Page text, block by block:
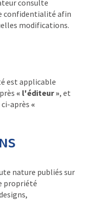
consulte
confidentialité afin
modifications.
est applicable
« l'éditeur », et
après «
nature publiés sur
propriété